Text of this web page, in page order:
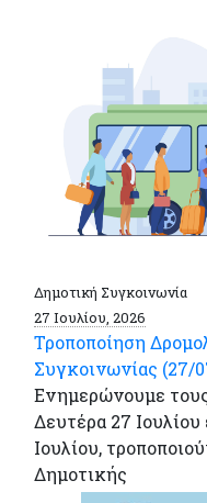
Δημοτική Συγκοινωνία
27 Ιουλίου, 2026
Τροποποίηση
Συγκοινωνίας (27/
Ενημερώνουμε
Δευτέρα 27
Ιουλίου,
Δημοτικής